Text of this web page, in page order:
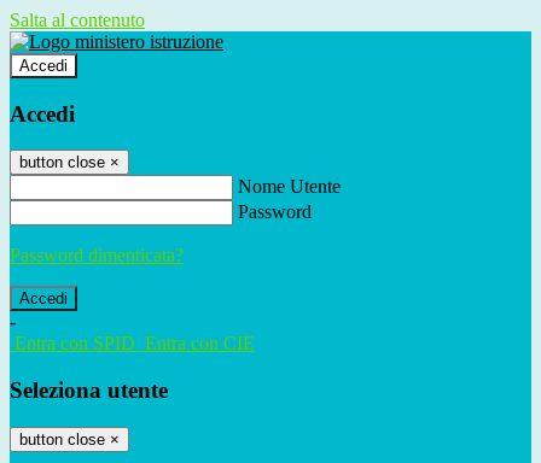
Salta al contenuto
Accedi
Accedi
button close ×
Nome Utente
Password
Password dimenticata?
-
Entra con SPID Entra con CIE
Seleziona utente
button close ×